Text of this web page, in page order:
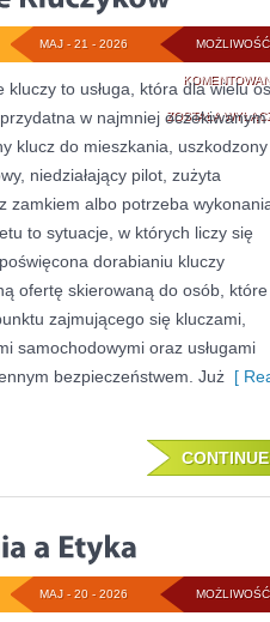
MOŻLIWOŚĆ
ZOSTAŁA
MAJ - 21 - 2026
kluczy to usługa, która dla wielu
w najmniej oczekiwanym
klucz do mieszkania, uszkodzony
niedziałający pilot, zużyta
zamkiem albo potrzeba
to sytuacje, w których liczy się
dorabianiu kluczy
ofertę skierowaną do osób, które
zajmującego się kluczami,
samochodowymi oraz usługami
bezpieczeństwem. Już [
CONTINUE
MOŻLIWOŚĆ
MAJ - 20 - 2026